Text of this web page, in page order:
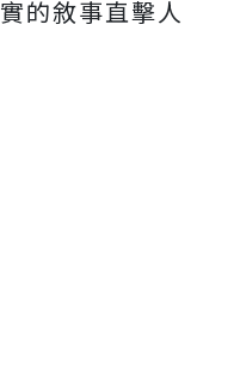
實的敘事直擊人